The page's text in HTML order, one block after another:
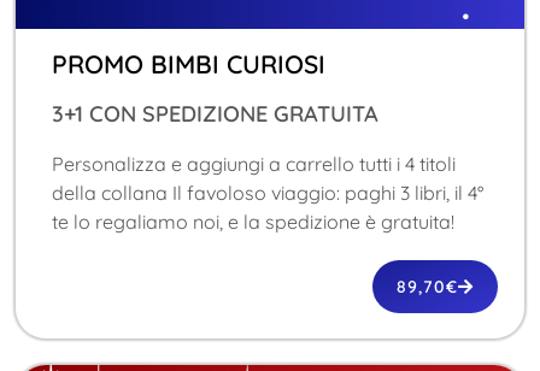
PROMO BIMBI CURIOSI
3+1 CON SPEDIZIONE GRATUITA
Personalizza e aggiungi a carrello tutti i 4 titoli
della collana Il favoloso viaggio: paghi 3 libri, il 4°
te lo regaliamo noi, e la spedizione è gratuita!
89,70€